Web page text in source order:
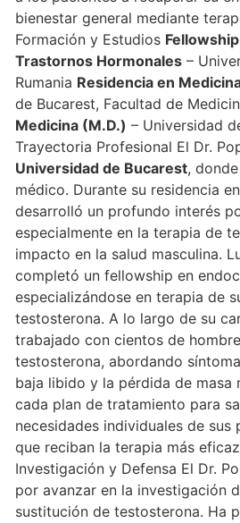
bienestar general mediante
Formación y Estudios
Trastornos Hormonales–
Rumania Residencia en
de Bucarest, Facultad de
Medicina (M.D.) – Universidad
Trayectoria Profesional El Dr.
Universidad de Bucarest,
médico. Durante su residencia
desarrolló un profundo interés
especialmente en la terapia de
impacto en la salud masculina.
completó un fellowship en
especializándose en terapia de
testosterona. A lo largo de su
trabajado con cientos de
testosterona, abordando
baja libido y la pérdida de masa
cada plan de tratamiento para
necesidades individuales de sus
que reciban la terapia más
Investigación y Defensa El Dr.
por avanzar en la investigación
sustitución de testosterona. Ha